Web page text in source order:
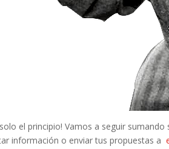
solo el principio! Vamos a seguir
información o enviar tus propuestas a